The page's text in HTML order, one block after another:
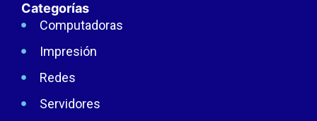
Categorías
Computadoras
Impresión
Redes
Servidores